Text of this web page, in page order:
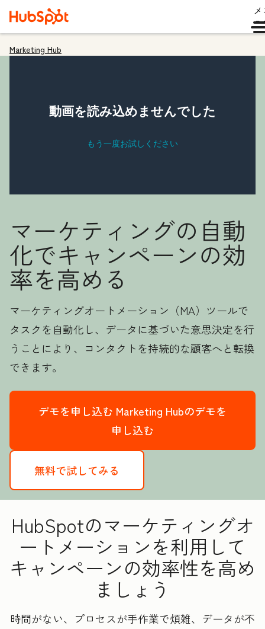
Marketing Hub
マーケティングの自動
化でキャンペーンの効
率を高める
マーケティングオートメーション（MA）ツールで
タスクを自動化し、データに基づいた意思決定を行
うことにより、コンタクトを持続的な顧客へと転換
できます。
デモを申し込む Marketing Hubのデモを
申し込む
無料で試してみる
HubSpotのマーケティングオ
ートメーションを利用して
キャンペーンの効率性を高め
ましょう
時間がない、プロセスが手作業で煩雑、データが不